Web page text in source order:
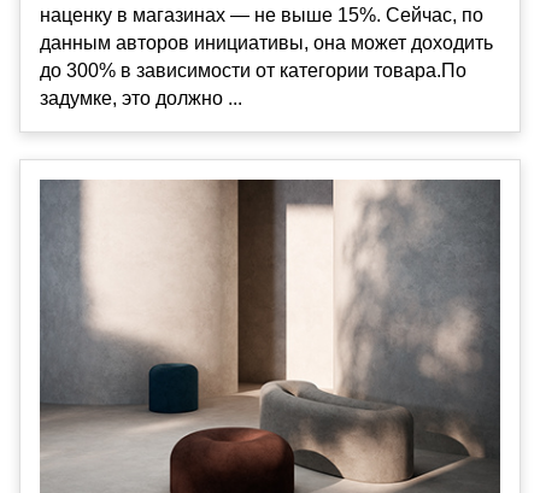
наценку в магазинах — не выше 15%. Сейчас, по
данным авторов инициативы, она может доходить
до 300% в зависимости от категории товара.По
задумке, это должно ...